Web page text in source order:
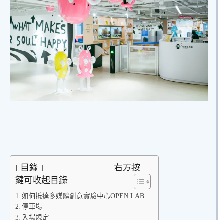
[ 目錄 ] ＿＿＿＿_______ 右方按
鍵可收起目錄
如何抵達多媒體創意實驗中心OPEN LAB
停車場
入場規定